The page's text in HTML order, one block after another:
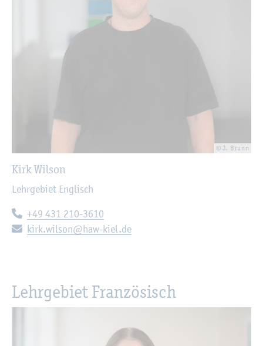
© J. Brunn
Kirk Wil­son
Lehr­ge­biet Eng­lisch
Te­le­fon:
+49 431 210-3610
E-Mail:
kirk.​wilson@​haw-​kiel.​de
Lehr­ge­biet Fran­zö­sisch